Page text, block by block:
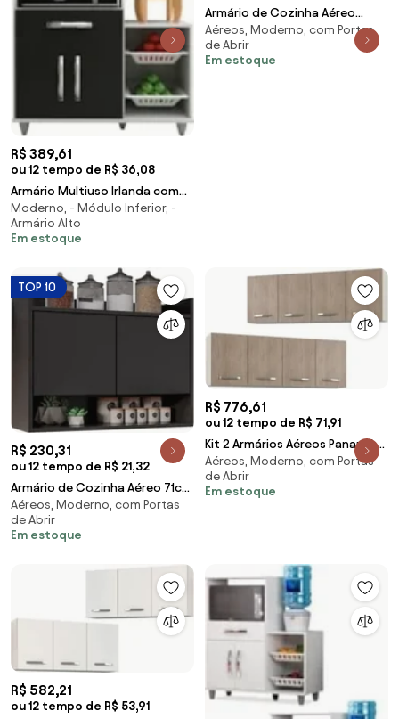
R$ 389,61
ou 12 tempo de R$ 36,08
Armário Multiuso Irlanda com
Fruteira e Nicho Micro-Ondas
Branco/Preto
Moderno, - Módulo Inferior, -
Armário Alto
Em estoque
Armário de Cozinha Aéreo
120cm 3 Portas Andréia
Amêndoa/Preto - AJL Mó
Aéreos, Moderno, com Portas
de Abrir
Em estoque
TOP 10
R$ 230,31
ou 12 tempo de R$ 21,32
Armário de Cozinha Aéreo 71cm
2 Portas 1 Nicho Ceci Z34 Preto
- Mpozen
Aéreos, Moderno, com Portas
de Abrir
Em estoque
R$ 776,61
ou 12 tempo de R$ 71,91
Kit 2 Armários Aéreos Panamá 4
Portas 160cm
Branco/Castanho - Lumil Mó
Aéreos, Moderno, com Portas
de Abrir
Em estoque
R$ 582,21
ou 12 tempo de R$ 53,91